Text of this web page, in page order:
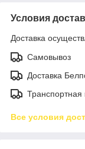
Условия
Доставка
Самовывоз
Доставка
Транспортная
Все условия